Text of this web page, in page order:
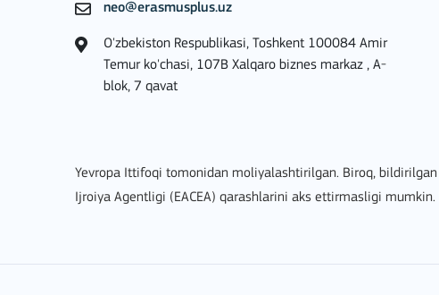
Key Action 1: Learning
BATAFSIL
neo@erasmusplus.uz
O'zbekiston Respublikasi, Toshkent 100084 Amir
Temur ko'chasi, 107B Xalqaro biznes markaz , A-
blok, 7 qavat
Yevropa Ittifoqi tomonidan moliyalashtirilgan. Biroq,
Ijroiya Agentligi (EACEA) qarashlarini aks ettirmasligi